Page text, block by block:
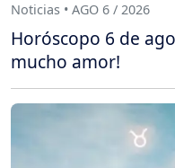
Noticias • AGO 6 / 2026
Horóscopo 6 de
mucho amor!